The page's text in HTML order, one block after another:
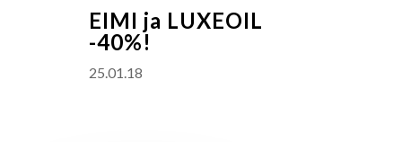
EIMI ja LUXEOIL
-40%!
25.01.18